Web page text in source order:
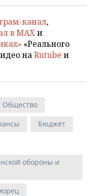
канал,
в MAXи
«Реального
наRutube и
Общество
Бюджет
обороны и